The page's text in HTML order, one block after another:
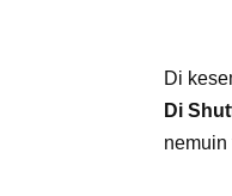
Di
Di
nemuin